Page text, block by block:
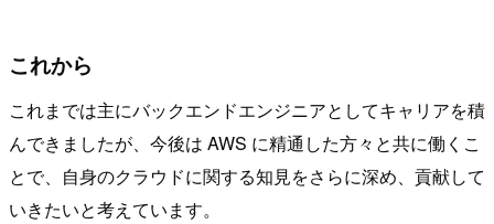
これから
これまでは主にバックエンドエンジニアとしてキャリアを積
んできましたが、今後は AWS に精通した方々と共に働くこ
とで、自身のクラウドに関する知見をさらに深め、貢献して
いきたいと考えています。